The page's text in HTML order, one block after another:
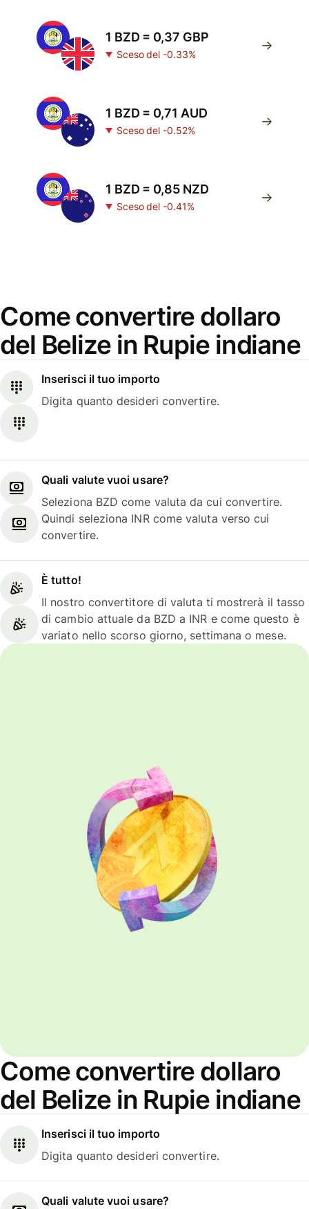
1 BZD = 0,37 GBP
Sceso del -0.33%
1 BZD = 0,71 AUD
Sceso del -0.52%
1 BZD = 0,85 NZD
Sceso del -0.41%
Come convertire dollaro
del Belize in Rupie indiane
Inserisci il tuo importo
Digita quanto desideri convertire.
Quali valute vuoi usare?
Seleziona BZD come valuta da cui convertire.
Quindi seleziona INR come valuta verso cui
convertire.
È tutto!
Il nostro convertitore di valuta ti mostrerà il tasso
di cambio attuale da BZD a INR e come questo è
variato nello scorso giorno, settimana o mese.
Come convertire dollaro
del Belize in Rupie indiane
Inserisci il tuo importo
Digita quanto desideri convertire.
Quali valute vuoi usare?